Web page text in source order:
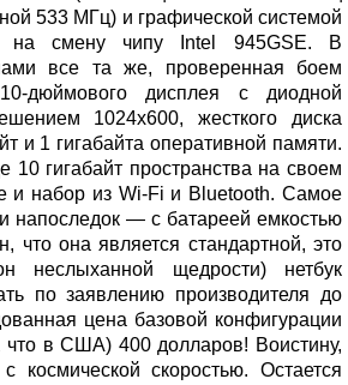
533 МГц) и графической системой
на смену чипу Intel 945GSE. В
все та же, проверенная боем
дюймового дисплея с диодной
1024х600, жесткого диска
и 1 гигабайта оперативной памяти.
10 гигабайт пространства на своем
и набор из Wi-Fi и Bluetooth. Самое
напоследок — с батареей емкостью
что она является стандартной, это
неслыханной щедрости) нетбук
по заявлению производителя до
цена базовой конфигурации
что в США) 400 долларов! Воистину,
космической скоростью. Остается